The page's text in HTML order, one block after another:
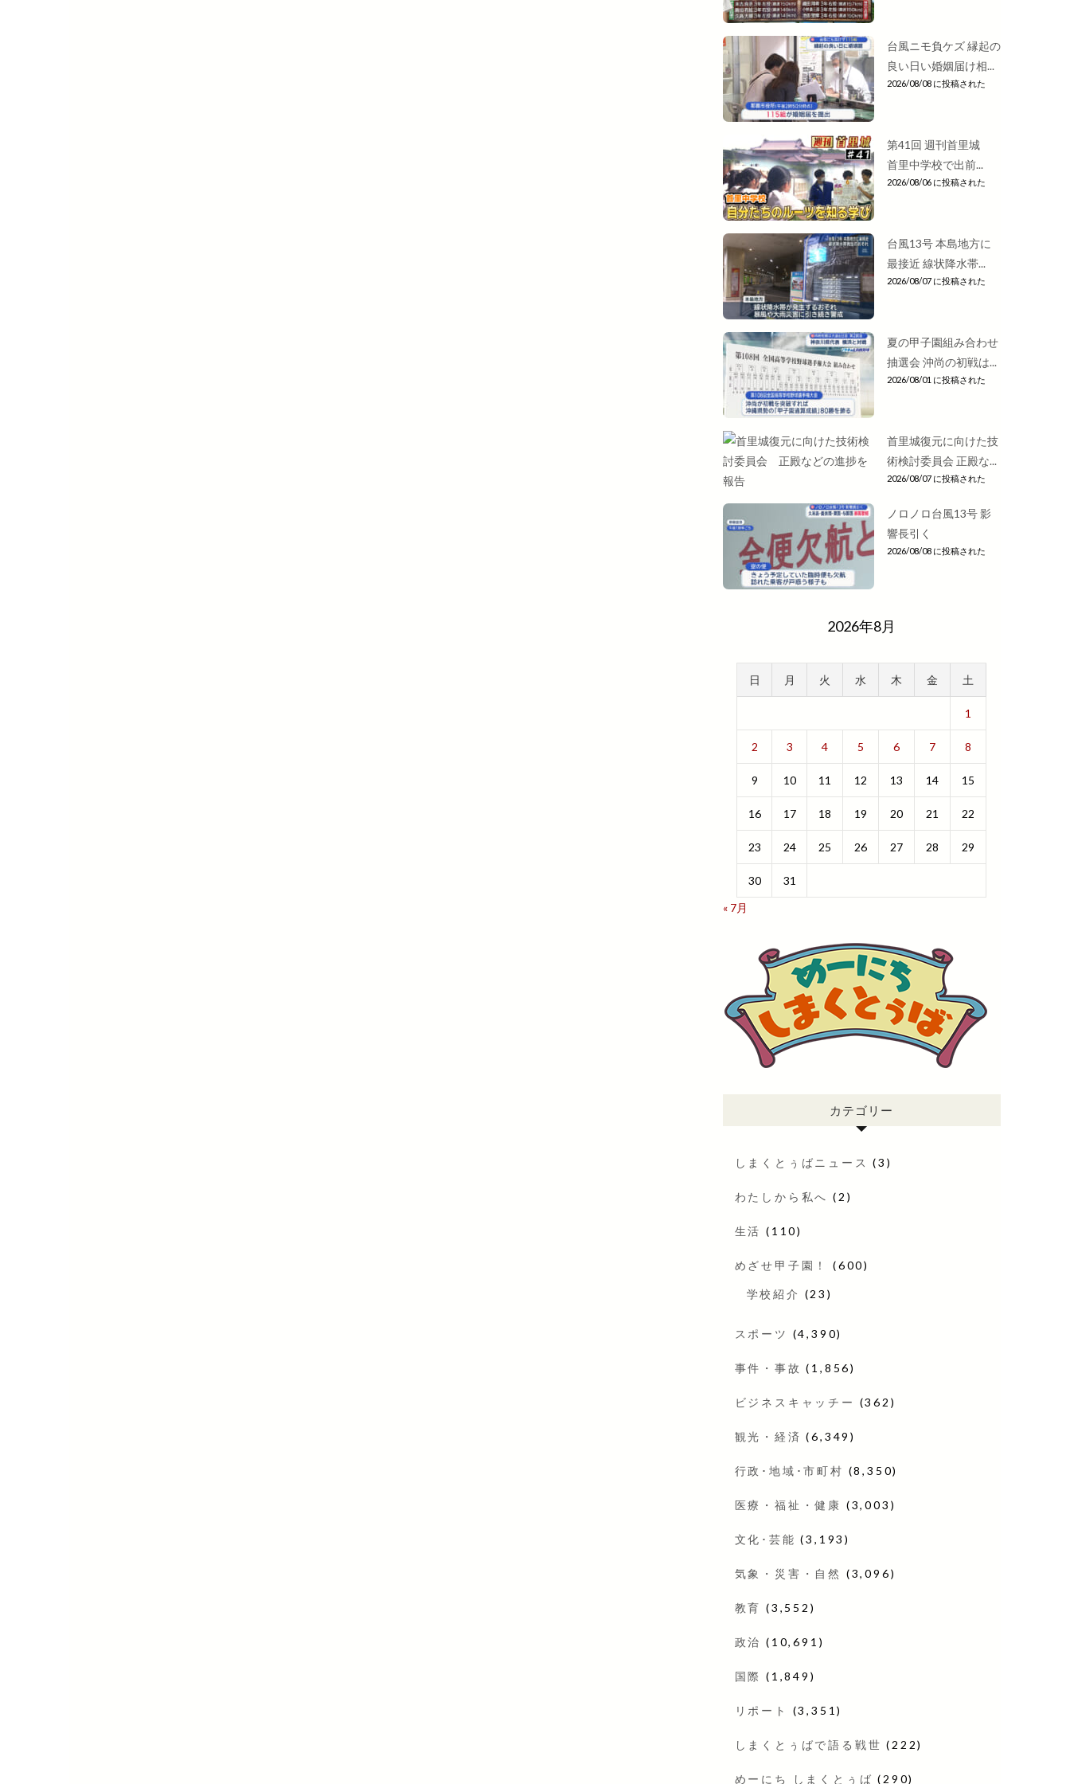
台風ニモ負ケズ 縁起の
良い日い婚姻届け相...
2026/08/08 に投稿された
第41回 週刊首里城
首里中学校で出前...
2026/08/06 に投稿された
台風13号 本島地方に
最接近 線状降水帯...
2026/08/07 に投稿された
夏の甲子園組み合わせ
抽選会 沖尚の初戦は...
2026/08/01 に投稿された
首里城復元に向けた技
術検討委員会 正殿な...
2026/08/07 に投稿された
ノロノロ台風13号 影
響長引く
2026/08/08 に投稿された
2026年8月
日 月 火 水 木 金 土
1
2 3 4 5 6 7 8
9 10 11 12 13 14 15
16 17 18 19 20 21 22
23 24 25 26 27 28 29
30
31
« 7月
カテゴリー
しまくとぅばニュース (3)
わたしから私へ (2)
生活 (110)
めざせ甲子園！ (600)
学校紹介 (23)
スポーツ (4,390)
事件・事故 (1,856)
ビジネスキャッチー (362)
観光・経済 (6,349)
行政･地域･市町村 (8,350)
医療・福祉・健康 (3,003)
文化･芸能 (3,193)
気象・災害・自然 (3,096)
教育 (3,552)
政治 (10,691)
国際 (1,849)
リポート (3,351)
しまくとぅばで語る戦世 (222)
めーにち しまくとぅば (290)